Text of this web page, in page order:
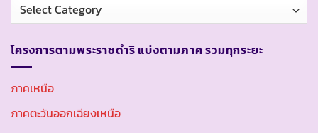
หมวด
หมู่
โครงการตามพระราชดำริ แบ่งตามภาค รวมทุกระยะ
ภาคเหนือ
ภาคตะวันออกเฉียงเหนือ